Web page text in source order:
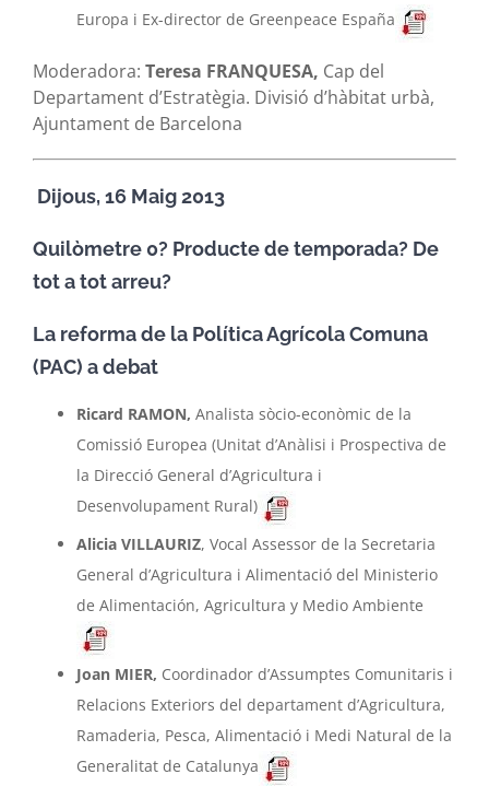
Europa i Ex-director de Greenpeace España
Moderadora: Teresa FRANQUESA, Cap del
Departament d’Estratègia. Divisió d’hàbitat urbà,
Ajuntament de Barcelona
Dijous, 16 Maig 2013
Quilòmetre 0? Producte de temporada? De
tot a tot arreu?
La reforma de la Política Agrícola Comuna
(PAC) a debat
Ricard RAMON, Analista sòcio-econòmic de la
Comissió Europea (Unitat d’Anàlisi i Prospectiva de
la Direcció General d’Agricultura i
Desenvolupament Rural)
Alicia VILLAURIZ, Vocal Assessor de la Secretaria
General d’Agricultura i Alimentació del Ministerio
de Alimentación, Agricultura y Medio Ambiente
Joan MIER, Coordinador d’Assumptes Comunitaris i
Relacions Exteriors del departament d’Agricultura,
Ramaderia, Pesca, Alimentació i Medi Natural de la
Generalitat de Catalunya